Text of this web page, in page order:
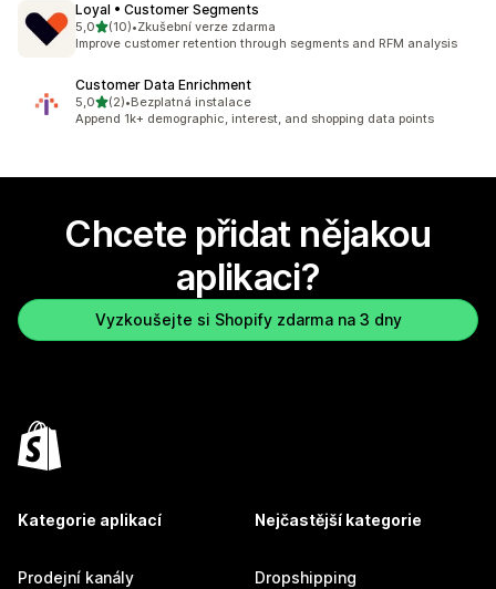
Loyal • Customer Segments
5,0z 5 hvězd
(10)
Celkový počet recenzí: 10
•Zkušební verze zdarma
Improve customer retention through segments and RFM analysis
Customer Data Enrichment
5,0z 5 hvězd
(2)
Celkový počet recenzí: 2
•Bezplatná instalace
Append 1k+ demographic, interest, and shopping data points
Chcete přidat nějakou
aplikaci?
Vyzkoušejte si Shopify zdarma na 3 dny
Kategorie aplikací
Prodejní kanály
Nejčastější kategorie
Dropshipping